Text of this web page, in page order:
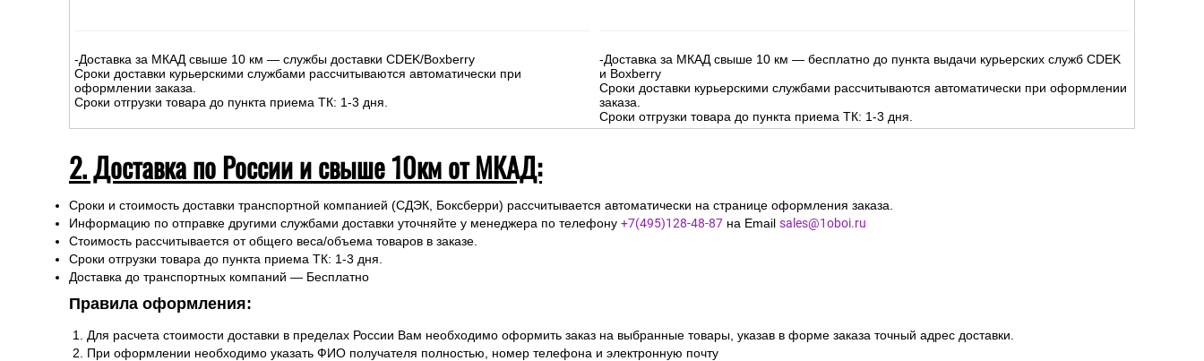
-Доставка за МКАД свыше 10 км — службы доставки CDEK/Boxberry
Сроки доставки курьерскими службами рассчитываются автоматически при
оформлении заказа.
Сроки отгрузки товара до пункта приема ТК: 1-3 дня.
-Доставка за МКАД свыше 10 км — бесплатно до пункта выдачи курьерских служб CDEK
и Boxberry
Сроки доставки курьерскими службами рассчитываются автоматически при оформлении
заказа.
Сроки отгрузки товара до пункта приема ТК: 1-3 дня.
2. Доставка по России и свыше 10км от МКАД:
Сроки и стоимость доставки транспортной компанией (СДЭК, Боксберри) рассчитывается автоматически на странице оформления заказа.
Информацию по отправке другими службами доставки уточняйте у менеджера по телефону +7(495)128-48-87 на Email sales@1oboi.ru
Стоимость рассчитывается от общего веса/объема товаров в заказе.
Сроки отгрузки товара до пункта приема ТК: 1-3 дня.
Доставка до транспортных компаний — Бесплатно
Правила оформления:
Для расчета стоимости доставки в пределах России Вам необходимо оформить заказ на выбранные товары, указав в форме заказа точный адрес доставки.
При оформлении необходимо указать ФИО получателя полностью, номер телефона и электронную почту